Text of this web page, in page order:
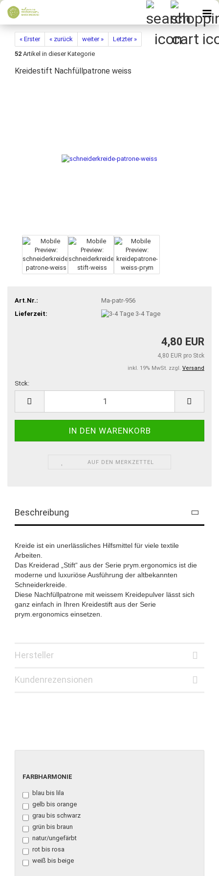
« Erster « zurück weiter »
Letzter »
52 Artikel in dieser Kategorie
Kreidestift Nachfüllpatrone weiss
Art.Nr.:
Ma-patr-956
Lieferzeit:
3-4 Tage
4,80 EUR
4,80 EUR pro Stck
inkl. 19% MwSt. zzgl. Versand
Stck:
AUF DEN MERKZETTEL
Beschreibung
Kreide ist ein unerlässliches Hilfsmittel für viele textile
Arbeiten.
Das Kreiderad „Stift“ aus der Serie prym.ergonomics ist die
moderne und luxuriöse Ausführung der altbekannten
Schneiderkreide.
Diese Nachfüllpatrone mit weissem Kreidepulver lässt sich
ganz einfach in Ihren Kreidestift aus der Serie
prym.ergonomics einsetzen.
Hersteller
Kundenrezensionen
FARBHARMONIE
FARBHARMONIE
blau bis lila
gelb bis orange
grau bis schwarz
grün bis braun
natur/ungefärbt
rot bis rosa
weiß bis beige